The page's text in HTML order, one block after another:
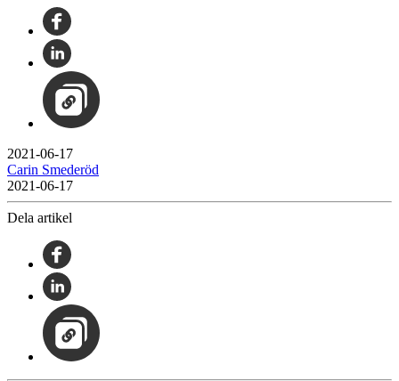
2021-06-17
Carin Smederöd
2021-06-17
Dela artikel